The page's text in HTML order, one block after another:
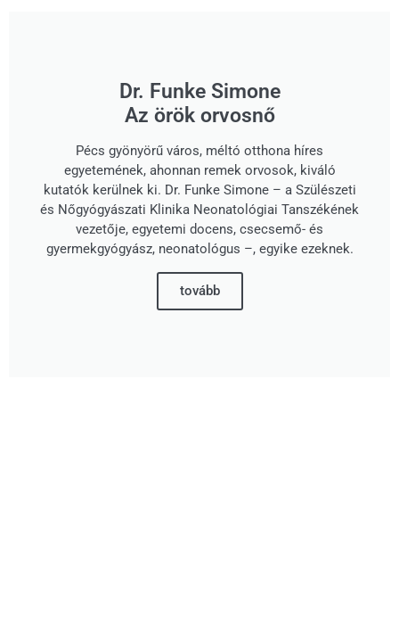
Dr. Funke Simone
Az örök orvosnő
Pécs gyönyörű város, méltó otthona híres
egyetemének, ahonnan remek orvosok, kiváló
kutatók kerülnek ki. Dr. Funke Simone – a Szülészeti
és Nőgyógyászati Klinika Neonatológiai Tanszékének
vezetője, egyetemi docens, csecsemő- és
gyermekgyógyász, neonatológus –, egyike ezeknek.
tovább